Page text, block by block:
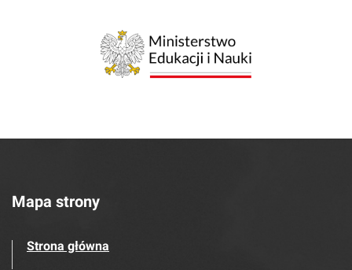
Mapa strony
Strona główna